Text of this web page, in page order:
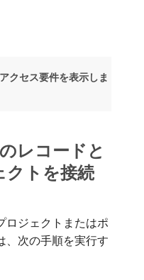
クセス要件を表示しま
レコードと
クトを接続
ロジェクトまたはポ
、次の手順を実行す